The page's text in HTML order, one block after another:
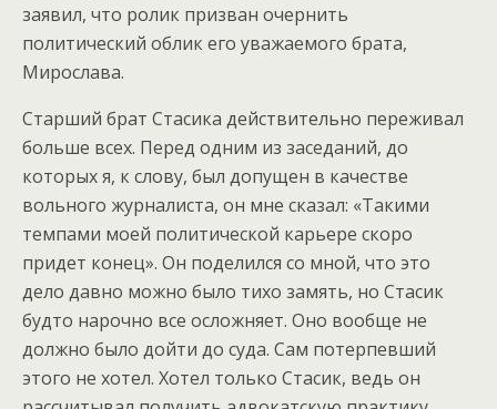
заявил, что ролик призван очернить
политический облик его уважаемого брата,
Мирослава.
Старший брат Стасика действительно переживал
больше всех. Перед одним из заседаний, до
которых я, к слову, был допущен в качестве
вольного журналиста, он мне сказал: «Такими
темпами моей политической карьере скоро
придет конец». Он поделился со мной, что это
дело давно можно было тихо замять, но Стасик
будто нарочно все осложняет. Оно вообще не
должно было дойти до суда. Сам потерпевший
этого не хотел. Хотел только Стасик, ведь он